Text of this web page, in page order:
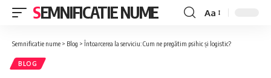
SEMNIFICATIE NUME
Font
Aa
Semnificatie nume > Blog > Întoarcerea la serviciu: Cum ne pregătim psihic și logistic?
BLOG